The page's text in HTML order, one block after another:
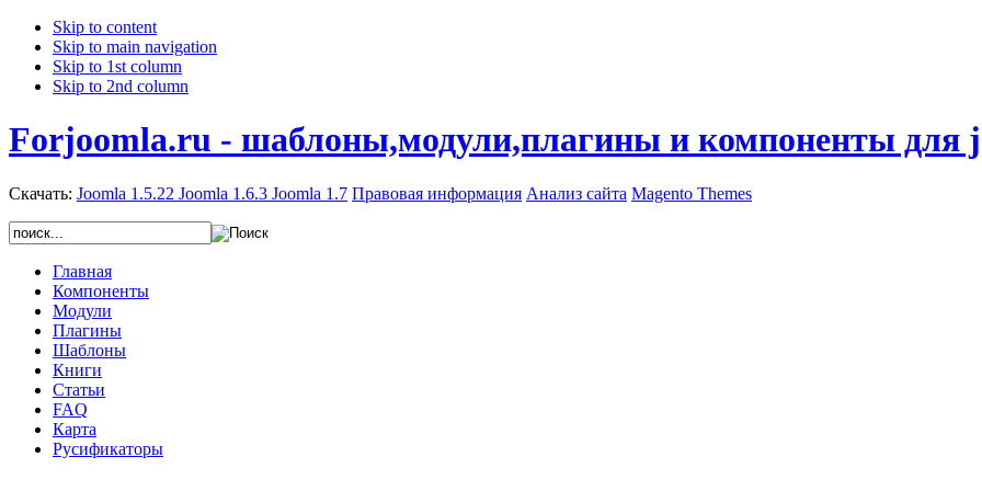
Skip to content
Skip to main navigation
Skip to 1st column
Skip to 2nd column
Forjoomla.ru - шаблоны,модули,плагины и компоненты для
Скачать: Joomla 1.5.22 Joomla 1.6.3 Joomla 1.7 Правовая информация Анализ сайта Magento Themes
Главная
Компоненты
Модули
Плагины
Шаблоны
Книги
Статьи
FAQ
Карта
Русификаторы